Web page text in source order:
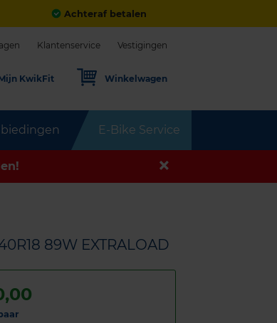
Achteraf betalen
E-Bike Service
Klantenservice Vestigingen
KwikFit Winkelwagen
89W EXTRALOAD